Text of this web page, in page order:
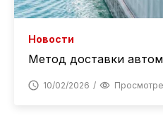
Новости
Метод доставки
10/02/2026